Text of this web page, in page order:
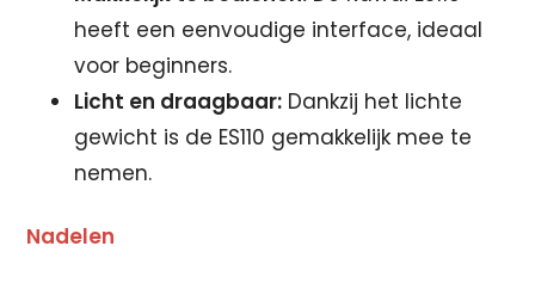
heeft een eenvoudige interface, ideaal
voor beginners.
Licht en draagbaar: Dankzij het lichte
gewicht is de ES110 gemakkelijk mee te
nemen.
Nadelen